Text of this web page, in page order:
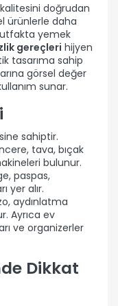
doğrudan
ürünlerle daha
yemek
gereçleri hijyen
tasarıma sahip
görsel değer
sunar.
sahiptir.
tava, bıçak
bulunur.
paspas,
yer alır.
aydınlatma
Ayrıca ev
ve organizerler
Dikkat